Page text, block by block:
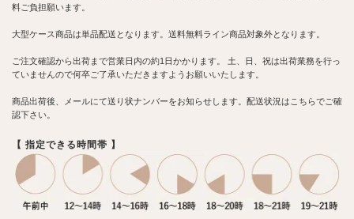
料ご負担願います。
大型ケース商品は単品配送となります。送料無料ライン商品対象外となります。
ご注文確認から出荷まで営業日内の約1日かかります。 土、日、祝は出荷業務を行っ
ていませんので何卒ご了承いただきますようお願いいたします。
商品出荷後、メールにて送り状ナンバーをお知らせします。配送状況はこちらでご確
認下さい。
【 指定できる時間帯 】